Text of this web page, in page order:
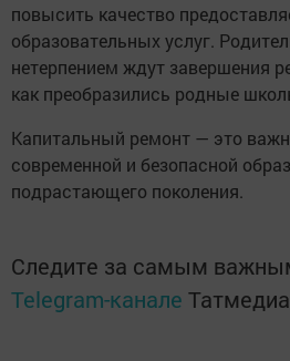
повысить качество
образовательных услуг.
нетерпением ждут завершения
как преобразились родные
Капитальный ремонт — это
современной и безопасной
подрастающего поколения.
Следите за самым
Telegram-канале Татмедиа